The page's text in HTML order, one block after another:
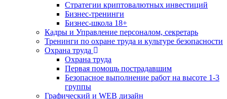
Стратегии криптовалютных инвестиций
Бизнес-тренинги
Бизнес-школа 18+
Кадры и Управление персоналом, секретарь
Тренинги по охране труда и культуре безопасности
Охрана труда
Охрана труда
Первая помощь пострадавшим
Безопасное выполнение работ на высоте 1-3
группы
Графический и WEB дизайн